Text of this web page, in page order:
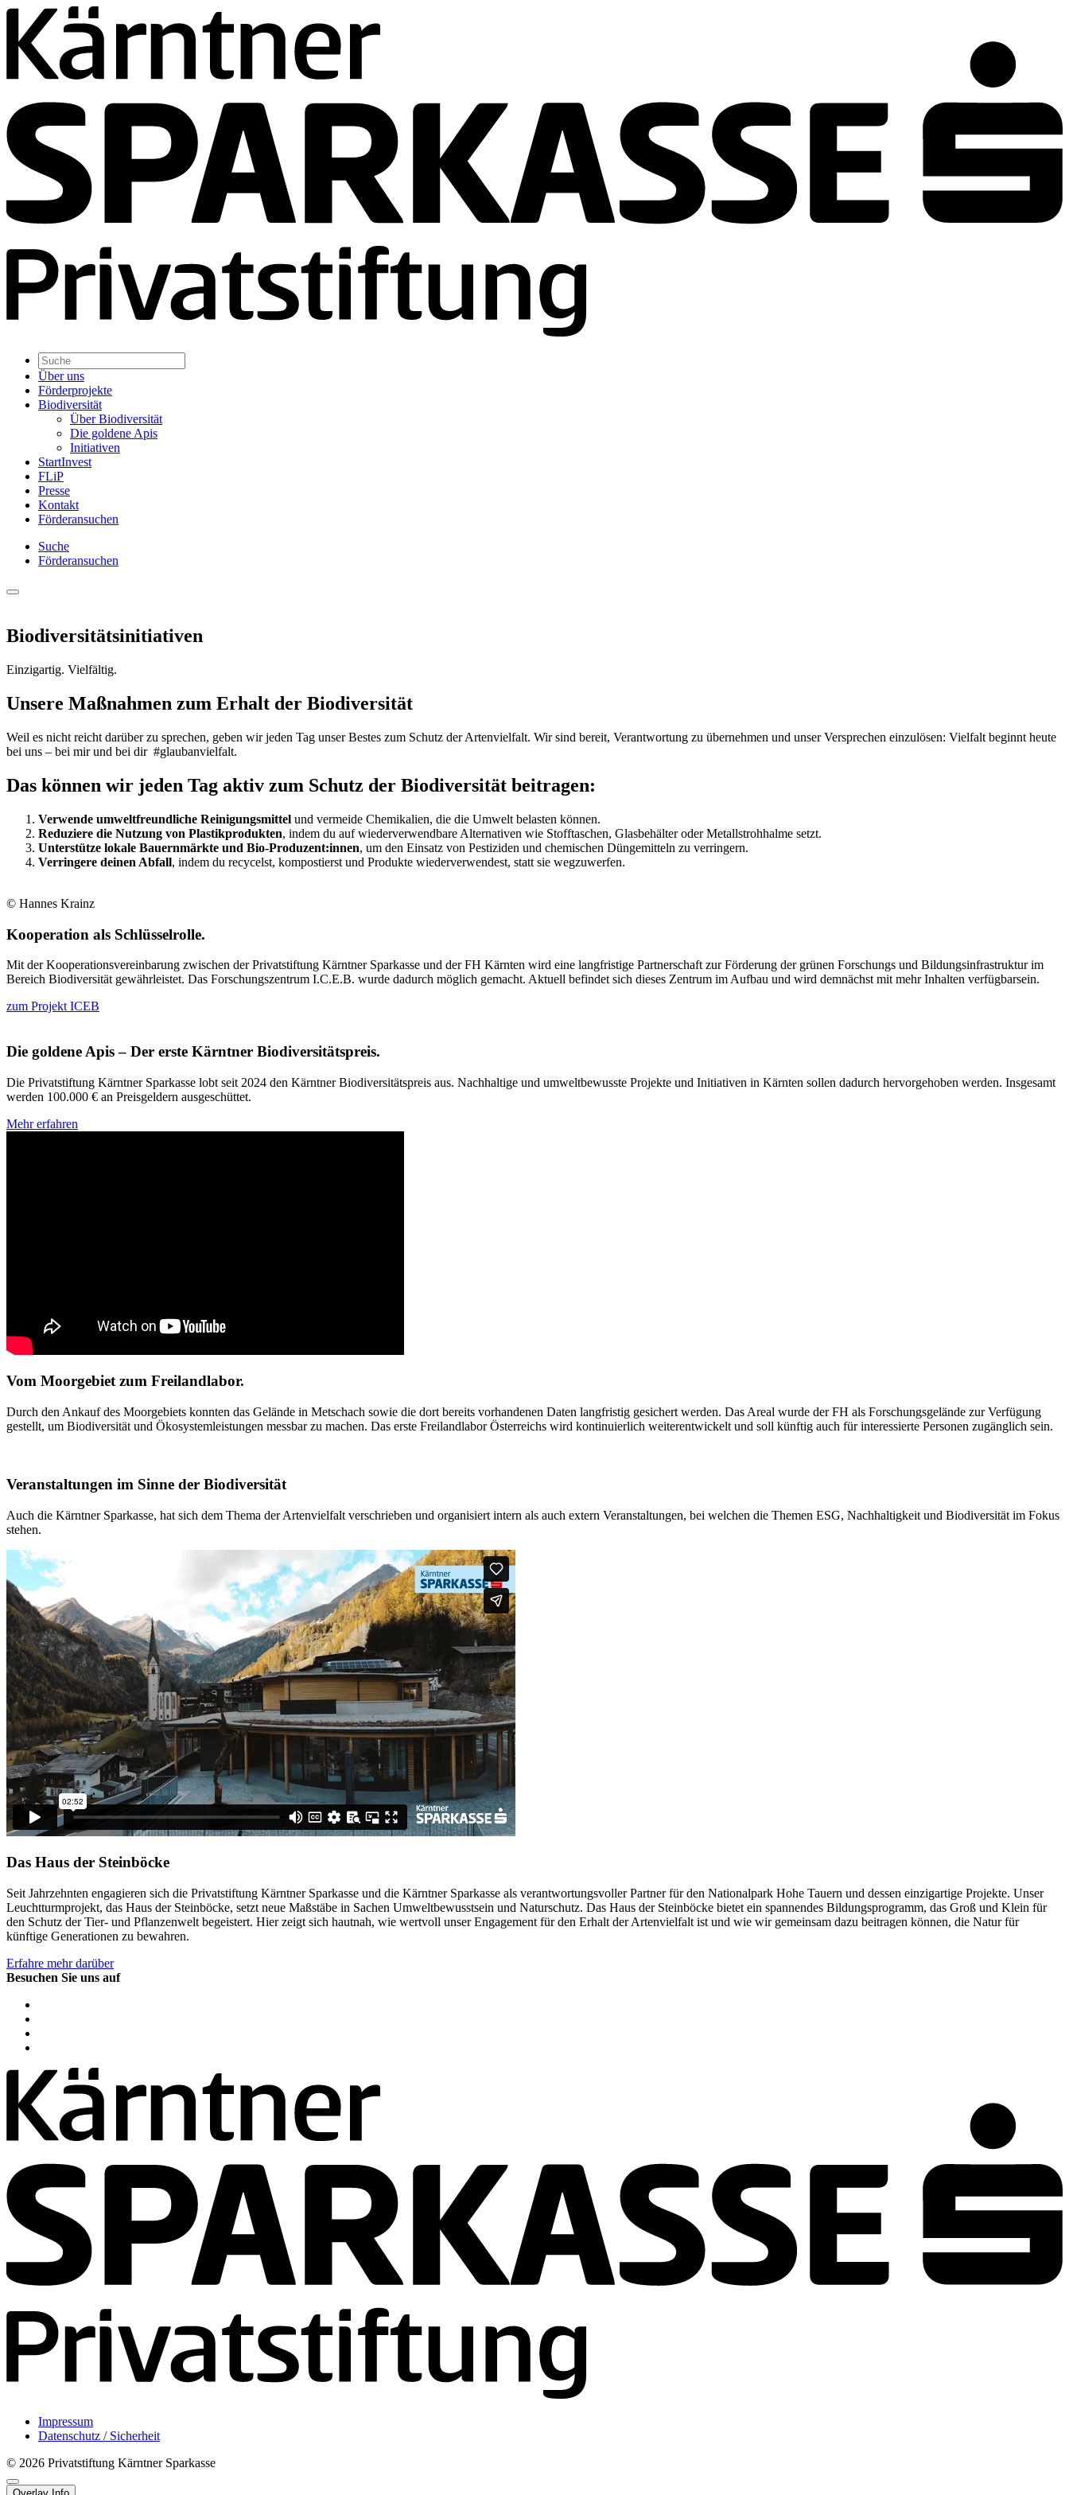
Über uns
Förderprojekte
Biodiversität
Über Biodiversität
Die goldene Apis
Initiativen
StartInvest
FLiP
Presse
Kontakt
Förderansuchen
Suche
Förderansuchen
Biodiversitätsinitiativen
Einzigartig. Vielfältig.
Unsere Maßnahmen zum Erhalt der Biodiversität
Weil es nicht reicht darüber zu sprechen, geben wir jeden Tag unser Bestes zum Schutz der Artenvielfalt. Wir sind bereit, Verantwortung zu übernehmen und unser Versprechen einzulösen: Vielfalt beginnt heute
bei uns – bei mir und bei dir #glaubanvielfalt.
Das können wir jeden Tag aktiv zum Schutz der Biodiversität beitragen:
Verwende umweltfreundliche Reinigungsmittel und vermeide Chemikalien, die die Umwelt belasten können.
Reduziere die Nutzung von Plastikprodukten, indem du auf wiederverwendbare Alternativen wie Stofftaschen, Glasbehälter oder Metallstrohhalme setzt.
Unterstütze lokale Bauernmärkte und Bio‑Produzent:innen, um den Einsatz von Pestiziden und chemischen Düngemitteln zu verringern.
Verringere deinen Abfall, indem du recycelst, kompostierst und Produkte wiederverwendest, statt sie wegzuwerfen.
© Hannes Krainz
Kooperation als Schlüsselrolle.
Mit der Kooperationsvereinbarung zwischen der Privatstiftung Kärntner Sparkasse und der FH Kärnten wird eine langfristige Partnerschaft zur Förderung der grünen Forschungs und Bildungsinfrastruktur im
Bereich Biodiversität gewährleistet. Das Forschungszentrum I.C.E.B. wurde dadurch möglich gemacht. Aktuell befindet sich dieses Zentrum im Aufbau und wird demnächst mit mehr Inhalten verfügbarsein.
zum Projekt ICEB
Die goldene Apis – Der erste Kärntner Biodiversitätspreis.
Die Privatstiftung Kärntner Sparkasse lobt seit 2024 den Kärntner Biodiversitätspreis aus. Nachhaltige und umweltbewusste Projekte und Initiativen in Kärnten sollen dadurch hervorgehoben werden. Insgesamt
werden 100.000 € an Preisgeldern ausgeschüttet.
Mehr erfahren
Vom Moorgebiet zum Freilandlabor.
Durch den Ankauf des Moorgebiets konnten das Gelände in Metschach sowie die dort bereits vorhandenen Daten langfristig gesichert werden. Das Areal wurde der FH als Forschungsgelände zur Verfügung
gestellt, um Biodiversität und Ökosystemleistungen messbar zu machen. Das erste Freilandlabor Österreichs wird kontinuierlich weiterentwickelt und soll künftig auch für interessierte Personen zugänglich sein.
Veranstaltungen im Sinne der Biodiversität
Auch die Kärntner Sparkasse, hat sich dem Thema der Artenvielfalt verschrieben und organisiert intern als auch extern Veranstaltungen, bei welchen die Themen ESG, Nachhaltigkeit und Biodiversität im Fokus
stehen.
Das Haus der Steinböcke
Seit Jahrzehnten engagieren sich die Privatstiftung Kärntner Sparkasse und die Kärntner Sparkasse als verantwortungsvoller Partner für den Nationalpark Hohe Tauern und dessen einzigartige Projekte. Unser
Leuchtturmprojekt, das Haus der Steinböcke, setzt neue Maßstäbe in Sachen Umweltbewusstsein und Naturschutz. Das Haus der Steinböcke bietet ein spannendes Bildungsprogramm, das Groß und Klein für
den Schutz der Tier- und Pflanzenwelt begeistert. Hier zeigt sich hautnah, wie wertvoll unser Engagement für den Erhalt der Artenvielfalt ist und wie wir gemeinsam dazu beitragen können, die Natur für
künftige Generationen zu bewahren.
Erfahre mehr darüber
Besuchen Sie uns auf
Impressum
Datenschutz / Sicherheit
© 2026 Privatstiftung Kärntner Sparkasse